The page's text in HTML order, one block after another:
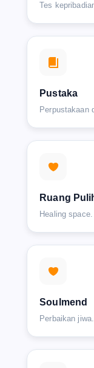
Tes
Pustaka
Perpustakaan
Ruang
Healing space.
Soulmend
Perbaikan jiwa.